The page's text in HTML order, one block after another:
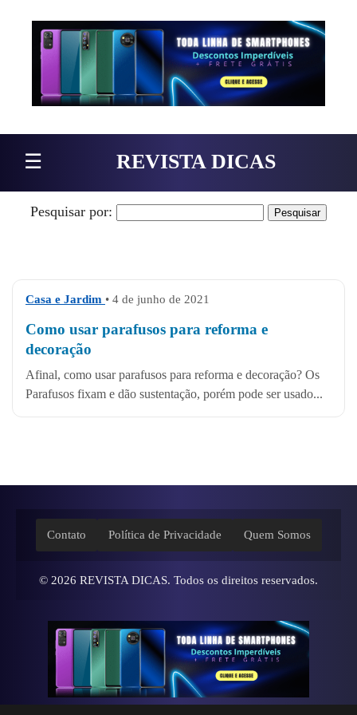
Pular para o conteúdo
☰ REVISTA DICAS
Pesquisar por:
Casa e Jardim • 4 de junho de 2021
Como usar parafusos para reforma e
decoração
Afinal, como usar parafusos para reforma e decoração? Os
Parafusos fixam e dão sustentação, porém pode ser usado...
Contato Política de Privacidade Quem Somos
© 2026 REVISTA DICAS. Todos os direitos reservados.